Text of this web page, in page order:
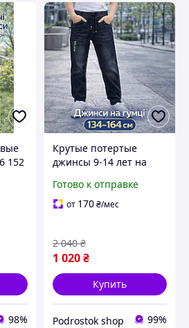
152
98%
Крутые потертые
джинсы 9-14 лет на
подростков, детские
модные темные
Готово к отправке
от 170₴/мес
1 020₴
2 040 ₴
Купить
Podrostok shop 99%